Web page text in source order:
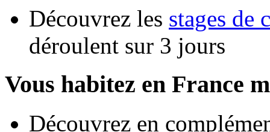
Découvrez les stages de
déroulent sur 3 jours
Vous habitez en France
Découvrez en